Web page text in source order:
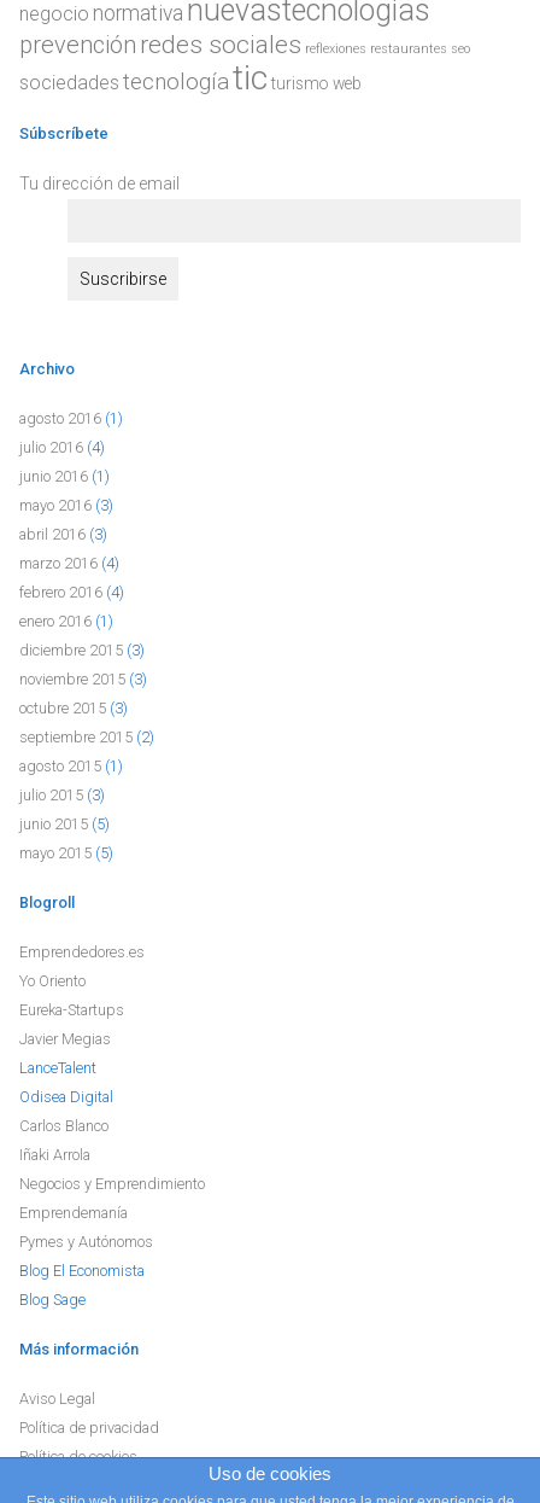
negocio normativa nuevastecnologias
prevención redes sociales reflexiones restaurantes seo
sociedades tecnologíatic turismo web
Súbscríbete
Tu dirección de email
Archivo
agosto 2016 (1)
julio 2016 (4)
junio 2016 (1)
mayo 2016 (3)
abril 2016 (3)
marzo 2016 (4)
febrero 2016 (4)
enero 2016 (1)
diciembre 2015 (3)
noviembre 2015 (3)
octubre 2015 (3)
septiembre 2015 (2)
agosto 2015 (1)
julio 2015 (3)
junio 2015 (5)
mayo 2015 (5)
Blogroll
Emprendedores.es
Yo Oriento
Eureka-Startups
Javier Megias
LanceTalent
Odisea Digital
Carlos Blanco
Iñaki Arrola
Negocios y Emprendimiento
Emprendemanía
Pymes y Autónomos
Blog El Economista
Blog Sage
Más información
Aviso Legal
Política de privacidad
Política de cookies
Uso de cookies